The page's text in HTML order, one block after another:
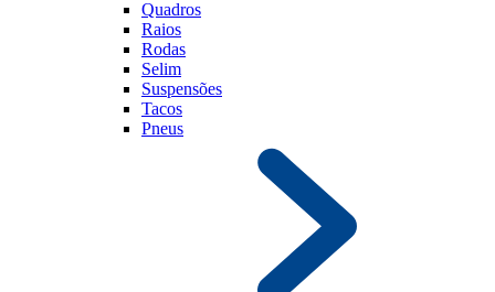
Quadros
Raios
Rodas
Selim
Suspensões
Tacos
Pneus